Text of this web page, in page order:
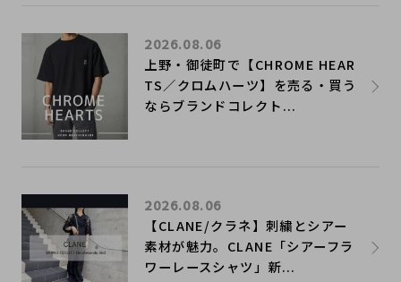
上野・御徒町で【CHROME HEAR
TS／クロムハーツ】を売る・買う
ならブランドコレクト...
2026.08.06
【CLANE/クラネ】刺繍とシアー
素材が魅力。CLANE「シアーフラ
ワーレースシャツ」新...
2026.08.06